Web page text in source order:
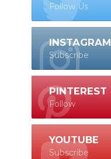
Follow Us
INSTAGRAM
Subscribe
PINTEREST
Follow
YOUTUBE
Subscribe